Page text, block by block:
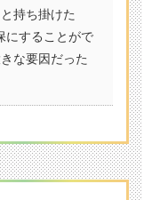
持ち掛けた
にすることがで
な要因だった